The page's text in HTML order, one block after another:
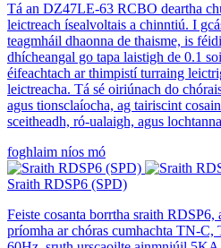
Tá an DZ47LE-63 RCBO deartha
leictreach ísealvoltais a chinntiú. I
teagmháil dhaonna de thaisme, is
dhícheangal go tapa laistigh de 0.1
éifeachtach ar thimpistí turraing
leictreacha. Tá sé oiriúnach do
agus tionsclaíocha, ag tairiscint
sceitheadh, ró-ualaigh, agus
foghlaim níos mó
Sraith RDSP6 (SPD)
Feiste cosanta borrtha sraith
príomha ar chóras cumhachta TN-